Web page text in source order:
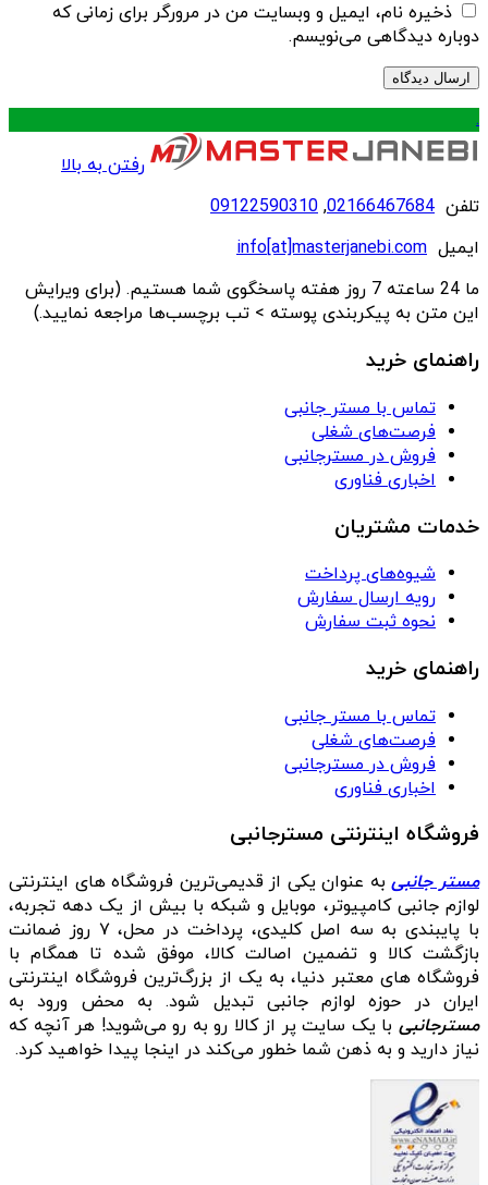
ذخیره نام، ایمیل و وبسایت من در مرورگر برای زمانی که
دوباره دیدگاهی می‌نویسم.
.
رفتن به بالا
تلفن 02166467684
,
09122590310
ایمیل info[at]masterjanebi.com
ما 24 ساعته 7 روز هفته پاسخگوی شما هستیم. (برای ویرایش
این متن به پیکربندی پوسته > تب برچسب‌ها مراجعه نمایید.)
راهنمای خرید
تماس با مستر جانبی
فرصت‌های شغلی
فروش در مسترجانبی
اخباری فناوری
خدمات مشتریان
شیوه‌های پرداخت
رویه ارسال سفارش
نحوه ثبت سفارش
راهنمای خرید
تماس با مستر جانبی
فرصت‌های شغلی
فروش در مسترجانبی
اخباری فناوری
فروشگاه اینترنتی مسترجانبی
مستر جانبیبه عنوان یکی از قدیمی‌ترین فروشگاه های اینترنتی
لوازم جانبی کامپیوتر، موبایل و شبکه با بیش از یک دهه تجربه،
با پایبندی به سه اصل کلیدی، پرداخت در محل، ۷ روز ضمانت
بازگشت کالا و تضمین اصالت کالا، موفق شده تا همگام با
فروشگاه‌ های معتبر دنیا، به یک از بزرگ‌ترین فروشگاه اینترنتی
ایران در حوزه لوازم جانبی تبدیل شود. به محض ورود به
مسترجانبی با یک سایت پر از کالا رو به رو می‌شوید! هر آنچه که
نیاز دارید و به ذهن شما خطور می‌کند در اینجا پیدا خواهید کرد.